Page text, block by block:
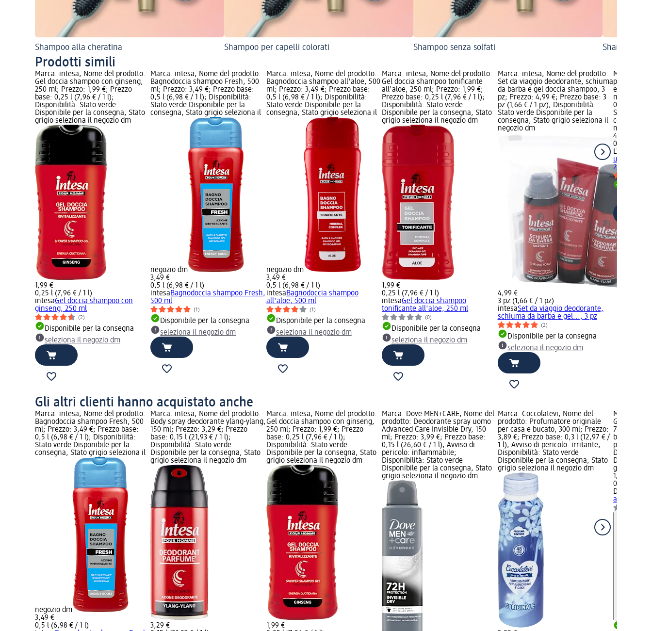
Shampoo alla cheratina Shampoo per capelli colorati Shampoo senza solfati Shampoo
Prodotti simili
Marca: intesa; Nome del prodotto:
Gel doccia shampoo con ginseng,
250 ml; Prezzo: 1,99 €; Prezzo
base: 0,25 l (7,96 € / 1 l);
Disponibilità: Stato verde
Disponibile per la consegna, Stato
grigio seleziona il negozio dm
1,99 €
0,25 l (7,96 € / 1 l)
intesaGel doccia shampoo con
ginseng, 250 ml
(2)
Disponibile per la consegna
seleziona il negozio dm
Marca: intesa; Nome del prodotto:
Bagnodoccia shampoo Fresh, 500
ml; Prezzo: 3,49 €; Prezzo base:
0,5 l (6,98 € / 1 l); Disponibilità:
Stato verde Disponibile per la
consegna, Stato grigio seleziona il
negozio dm
3,49 €
0,5 l (6,98 € / 1 l)
intesaBagnodoccia shampoo Fresh,
500 ml
(1)
Disponibile per la consegna
seleziona il negozio dm
Marca: intesa; Nome del prodotto:
Bagnodoccia shampoo all'aloe, 500
ml; Prezzo: 3,49 €; Prezzo base:
0,5 l (6,98 € / 1 l); Disponibilità:
Stato verde Disponibile per la
consegna, Stato grigio seleziona il
negozio dm
3,49 €
0,5 l (6,98 € / 1 l)
intesaBagnodoccia shampoo
all'aloe, 500 ml
(1)
Disponibile per la consegna
seleziona il negozio dm
Marca: intesa; Nome del prodotto:
Gel doccia shampoo tonificante
all'aloe, 250 ml; Prezzo: 1,99 €;
Prezzo base: 0,25 l (7,96 € / 1 l);
Disponibilità: Stato verde
Disponibile per la consegna, Stato
grigio seleziona il negozio dm
1,99 €
0,25 l (7,96 € / 1 l)
intesaGel doccia shampoo
tonificante all'aloe, 250 ml
(0)
Disponibile per la consegna
seleziona il negozio dm
Marca: intesa; Nome del prodotto:
Set da viaggio deodorante, schiuma
da barba e gel doccia shampoo, 3
pz; Prezzo: 4,99 €; Prezzo base: 3
pz (1,66 € / 1 pz); Disponibilità:
Stato verde Disponibile per la
consegna, Stato grigio seleziona il
negozio dm
4,99 €
3 pz (1,66 € / 1 pz)
intesaSet da viaggio deodorante,
schiuma da barba e gel..., 3 pz
(2)
Disponibile per la consegna
seleziona il negozio dm
Marca:
prodotto:
ml; Prezzo:
0,2 l (22,95
Stato
consegna,
negozio dm
4,59 €
0,2 l (22,95
uomo
200 ml
Gli altri clienti hanno acquistato anche
Marca: intesa; Nome del prodotto:
Bagnodoccia shampoo Fresh, 500
ml; Prezzo: 3,49 €; Prezzo base:
0,5 l (6,98 € / 1 l); Disponibilità:
Stato verde Disponibile per la
consegna, Stato grigio seleziona il
negozio dm
3,49 €
0,5 l (6,98 € / 1 l)
Marca: intesa; Nome del prodotto:
Body spray deodorante ylang-ylang,
150 ml; Prezzo: 3,29 €; Prezzo
base: 0,15 l (21,93 € / 1 l);
Disponibilità: Stato verde
Disponibile per la consegna, Stato
grigio seleziona il negozio dm
3,29 €
Marca: intesa; Nome del prodotto:
Gel doccia shampoo con ginseng,
250 ml; Prezzo: 1,99 €; Prezzo
base: 0,25 l (7,96 € / 1 l);
Disponibilità: Stato verde
Disponibile per la consegna, Stato
grigio seleziona il negozio dm
1,99 €
Marca: Dove MEN+CARE; Nome del
prodotto: Deodorante spray uomo
Advanced Care Invisible Dry, 150
ml; Prezzo: 3,99 €; Prezzo base:
0,15 l (26,60 € / 1 l); Avviso di
pericolo: infiammabile;
Disponibilità: Stato verde
Disponibile per la consegna, Stato
grigio seleziona il negozio dm
Marca: Coccolatevi; Nome del
prodotto: Profumatore originale
per casa e bucato, 300 ml; Prezzo:
3,89 €; Prezzo base: 0,3 l (12,97 € /
1 l); Avviso di pericolo: irritante;
Disponibilità: Stato verde
Disponibile per la consegna, Stato
grigio seleziona il negozio dm
Marca:
Gel
750 ml;
base: 0,75
pericolo:
Disponibile
grigio
1,99 €
0,75 l (2,65
DUCK
assort.,